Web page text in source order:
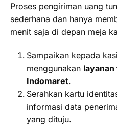
Proses pengiriman uang
sederhana dan hanya
menit saja di depan meja
Sampaikan kepada
menggunakan
Indomaret.
Serahkan kartu
informasi data
yang dituju.